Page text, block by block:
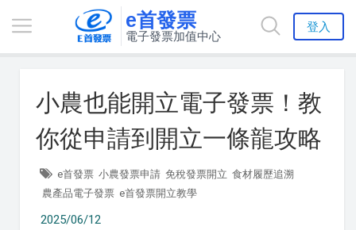
e首發票
電子發票加值中心
登入
小農也能開立電子發票！教
你從申請到開立一條龍攻略
e首發票 小農發票申請 免稅發票開立 食材履歷追溯
農產品電子發票 e首發票開立教學
2025/06/12